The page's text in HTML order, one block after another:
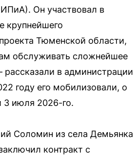
Он участвовал в
крупнейшего
Тюменской области,
обслуживать сложнейшее
в администрации
году его мобилизовали, о
июля 2026-го.
Соломин из села Демьянка
контракт с